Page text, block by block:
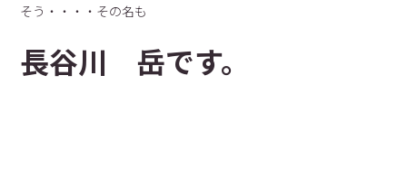
そう・・・・その名も
長谷川 岳です。